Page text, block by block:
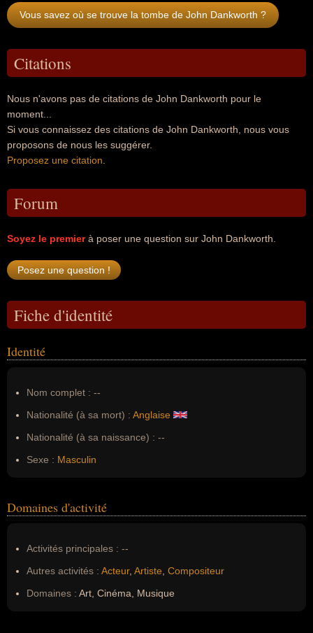
Vous savez où se trouve la tombe de John Dankworth ?
Citations
Nous n'avons pas de citations de John Dankworth pour le
moment...
Si vous connaissez des citations de John Dankworth, nous vous
proposons de nous les suggérer.
Proposez une citation
Forum
Soyez le premierà poser une question sur John Dankworth.
Fiche d'identité
Identité
Nom complet : --
Nationalité (à sa mort) : Anglaise
Nationalité (à sa naissance) : --
Sexe : Masculin
Domaines d'activité
Activités principales : --
Autres activités : Acteur, Artiste Compositeur
Domaines : Art, Cinéma, Musique